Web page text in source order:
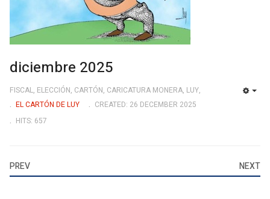
diciembre 2025
FISCAL, ELECCIÓN, CARTÓN, CARICATURA MONERA, LUY,
EL CARTÓN DE LUY
CREATED: 26 DECEMBER 2025
HITS: 657
PREV NEXT